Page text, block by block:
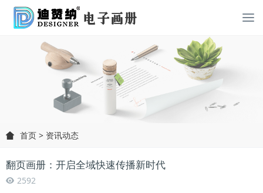
首页 > 资讯动态
翻页画册：开启全域快速传播新时代
2592